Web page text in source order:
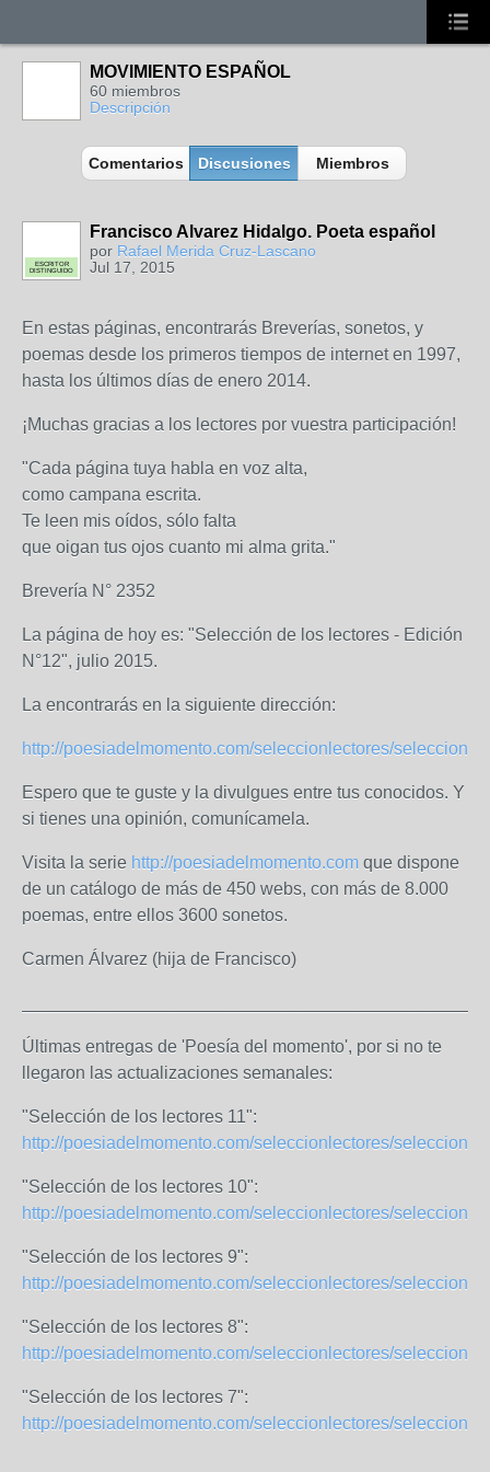
MOVIMIENTO ESPAÑOL
60 miembros
Descripción
Comentarios Discusiones Miembros
ESCRITOR
DISTINGUIDO
Francisco Alvarez Hidalgo. Poeta español
por Rafael Merida Cruz-Lascano
Jul 17, 2015
En estas páginas, encontrarás Breverías, sonetos, y
poemas desde los primeros tiempos de internet en 1997,
hasta los últimos días de enero 2014.
¡Muchas gracias a los lectores por vuestra participación!
"Cada página tuya habla en voz alta,
como campana escrita.
Te leen mis oídos, sólo falta
que oigan tus ojos cuanto mi alma grita."
Brevería N° 2352
La página de hoy es: "Selección de los lectores - Edición
N°12", julio 2015.
La encontrarás en la siguiente dirección:
http://poesiadelmomento.com/seleccionlectores/
Espero que te guste y la divulgues entre tus conocidos. Y
si tienes una opinión, comunícamela.
Visita la serie http://poesiadelmomento.com que dispone
de un catálogo de más de 450 webs, con más de 8.000
poemas, entre ellos 3600 sonetos.
Carmen Álvarez (hija de Francisco)
Últimas entregas de 'Poesía del momento', por si no te
llegaron las actualizaciones semanales:
"Selección de los lectores 11":
http://poesiadelmomento.com/seleccionlectores/
"Selección de los lectores 10":
http://poesiadelmomento.com/seleccionlectores/
"Selección de los lectores 9":
http://poesiadelmomento.com/seleccionlectores/
"Selección de los lectores 8":
http://poesiadelmomento.com/seleccionlectores/
"Selección de los lectores 7":
http://poesiadelmomento.com/seleccionlectores/